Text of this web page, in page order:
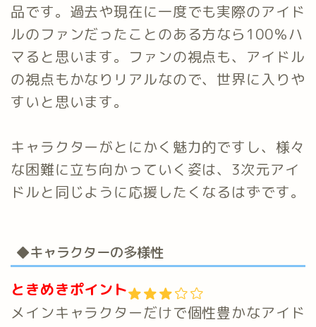
品です。過去や現在に一度でも実際のアイド
ルのファンだったことのある方なら100％ハ
マると思います。ファンの視点も、アイドル
の視点もかなりリアルなので、世界に入りや
すいと思います。
キャラクターがとにかく魅力的ですし、様々
な困難に立ち向かっていく姿は、3次元アイ
ドルと同じように応援したくなるはずです。
◆キャラクターの多様性
ときめきポイント
メインキャラクターだけで個性豊かなアイド